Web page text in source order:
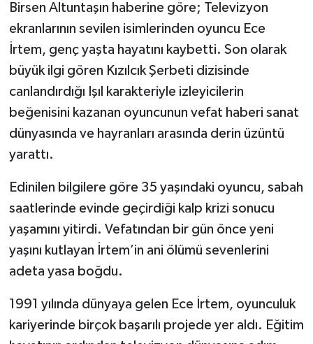
Birsen Altuntaşın haberine göre; Televizyon
ekranlarının sevilen isimlerinden oyuncu Ece
İrtem, genç yaşta hayatını kaybetti. Son olarak
büyük ilgi gören Kızılcık Şerbeti dizisinde
canlandırdığı Işıl karakteriyle izleyicilerin
beğenisini kazanan oyuncunun vefat haberi sanat
dünyasında ve hayranları arasında derin üzüntü
yarattı.
Edinilen bilgilere göre 35 yaşındaki oyuncu, sabah
saatlerinde evinde geçirdiği kalp krizi sonucu
yaşamını yitirdi. Vefatından bir gün önce yeni
yaşını kutlayan İrtem’in ani ölümü sevenlerini
adeta yasa boğdu.
1991 yılında dünyaya gelen Ece İrtem, oyunculuk
kariyerinde birçok başarılı projede yer aldı. Eğitim